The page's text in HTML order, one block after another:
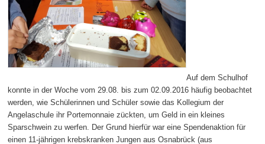
Auf dem Schulhof
konnte in der Woche vom 29.08. bis zum 02.09.2016 häufig beobachtet
werden, wie Schülerinnen und Schüler sowie das Kollegium der
Angelaschule ihr Portemonnaie zückten, um Geld in ein kleines
Sparschwein zu werfen. Der Grund hierfür war eine Spendenaktion für
einen 11-jährigen krebskranken Jungen aus Osnabrück (aus